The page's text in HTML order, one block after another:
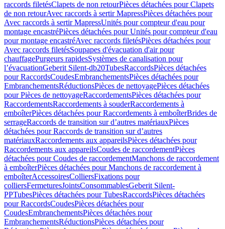
raccords filetésClapets de non retourPièces détachées pour Clapets
de non retourAvec raccords à sertir MapressPièces détachées pour
Avec raccords à sertir MapressUnités pour compteur d'eau pour
montage encastréPièces détachées pour Unités pour compteur d'eau
pour montage encastréAvec raccords filetésPièces détachées pour
Avec raccords filetésSoupapes d'évacuation d'air pour
chauffagePurgeurs rapidesSystèmes de canalisation pour
l’évacuationGeberit Silent-db20TubesRaccordsPièces détachées
pour RaccordsCoudesEmbranchementsPièces détachées pour
EmbranchementsRéductionsPièces de nettoyagePièces détachées
pour Pièces de nettoyageRaccordementsPièces détachées pour
RaccordementsRaccordements à souderRaccordements à
emboîterPièces détachées pour Raccordements à emboîterBrides de
serrageRaccords de transition sur d’autres matériauxPièces
détachées pour Raccords de transition sur d’autres
matériauxRaccordements aux appareilsPièces détachées pour
Raccordements aux appareilsCoudes de raccordementPièces
détachées pour Coudes de raccordementManchons de raccordement
à emboîterPièces détachées pour Manchons de raccordement à
emboîterAccessoiresColliersFixations pour
colliersFermeturesJointsConsommablesGeberit Silent-
PPTubesPièces détachées pour TubesRaccordsPièces détachées
pour RaccordsCoudesPièces détachées pour
CoudesEmbranchementsPièces détachées pour
EmbranchementsRéductionsPièces détachées pour